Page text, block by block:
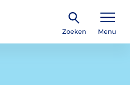
Zoeken Menu